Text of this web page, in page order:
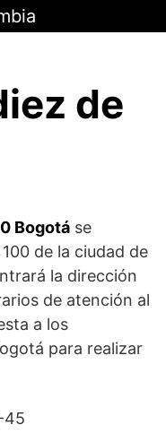
de
Bogotá se
de la ciudad de
la dirección
de atención al
a los
para realizar
45